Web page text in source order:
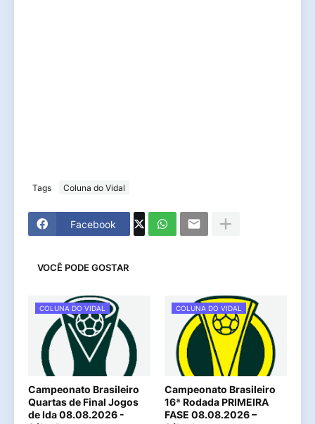
Tags Coluna do Vidal
Facebook
VOCÊ PODE GOSTAR
COLUNA DO VIDAL
Campeonato Brasileiro
Quartas de Final Jogos
de Ida 08.08.2026 -
COLUNA DO VIDAL
Campeonato Brasileiro
16ª Rodada PRIMEIRA
FASE 08.08.2026 –